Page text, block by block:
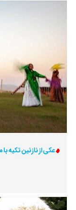
عکی از نازنین تکیه